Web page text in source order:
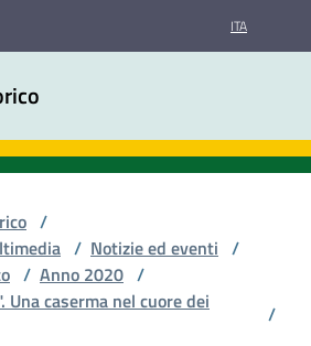
ITA
/
/ Notizie ed eventi /
/ Anno 2020 /
Una caserma nel cuore dei
/